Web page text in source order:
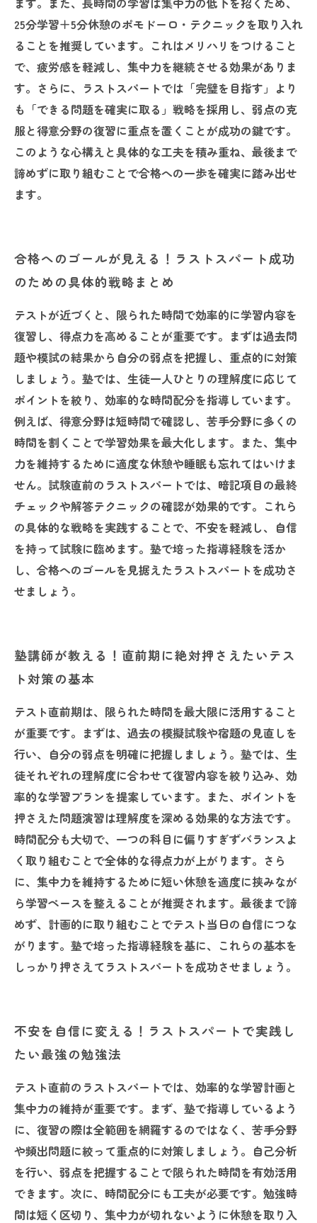
25分学習＋5分休憩のポモドーロ・テクニックを取り入れ
ることを推奨しています。これはメリハリをつけること
で、疲労感を軽減し、集中力を継続させる効果がありま
す。さらに、ラストスパートでは「完璧を目指す」より
も「できる問題を確実に取る」戦略を採用し、弱点の克
服と得意分野の復習に重点を置くことが成功の鍵です。
このような心構えと具体的な工夫を積み重ね、最後まで
諦めずに取り組むことで合格への一歩を確実に踏み出せ
ます。
合格へのゴールが見える！ラストスパート成功
のための具体的戦略まとめ
テストが近づくと、限られた時間で効率的に学習内容を
復習し、得点力を高めることが重要です。まずは過去問
題や模試の結果から自分の弱点を把握し、重点的に対策
しましょう。塾では、生徒一人ひとりの理解度に応じて
ポイントを絞り、効率的な時間配分を指導しています。
例えば、得意分野は短時間で確認し、苦手分野に多くの
時間を割くことで学習効果を最大化します。また、集中
力を維持するために適度な休憩や睡眠も忘れてはいけま
せん。試験直前のラストスパートでは、暗記項目の最終
チェックや解答テクニックの確認が効果的です。これら
の具体的な戦略を実践することで、不安を軽減し、自信
を持って試験に臨めます。塾で培った指導経験を活か
し、合格へのゴールを見据えたラストスパートを成功さ
せましょう。
塾講師が教える！直前期に絶対押さえたいテス
ト対策の基本
テスト直前期は、限られた時間を最大限に活用すること
が重要です。まずは、過去の模擬試験や宿題の見直しを
行い、自分の弱点を明確に把握しましょう。塾では、生
徒それぞれの理解度に合わせて復習内容を絞り込み、効
率的な学習プランを提案しています。また、ポイントを
押さえた問題演習は理解度を深める効果的な方法です。
時間配分も大切で、一つの科目に偏りすぎずバランスよ
く取り組むことで全体的な得点力が上がります。さら
に、集中力を維持するために短い休憩を適度に挟みなが
ら学習ペースを整えることが推奨されます。最後まで諦
めず、計画的に取り組むことでテスト当日の自信につな
がります。塾で培った指導経験を基に、これらの基本を
しっかり押さえてラストスパートを成功させましょう。
不安を自信に変える！ラストスパートで実践し
たい最強の勉強法
テスト直前のラストスパートでは、効率的な学習計画と
集中力の維持が重要です。まず、塾で指導しているよう
に、復習の際は全範囲を網羅するのではなく、苦手分野
や頻出問題に絞って重点的に対策しましょう。自己分析
を行い、弱点を把握することで限られた時間を有効活用
できます。次に、時間配分にも工夫が必要です。勉強時
間は短く区切り、集中力が切れないように休憩を取り入